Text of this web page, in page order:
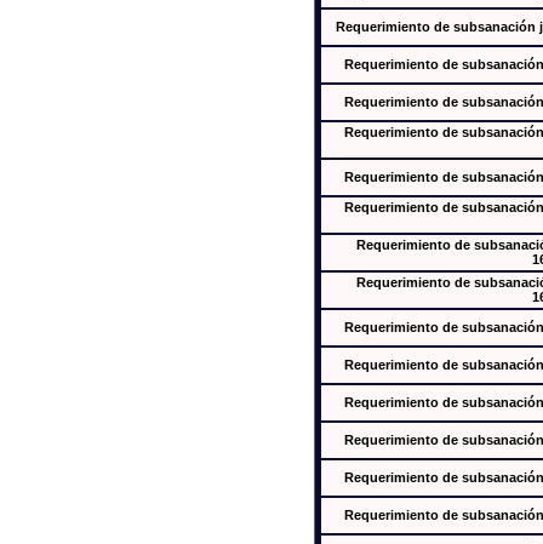
Requerimiento de subsanación
Requerimiento de
Requerimiento de
Requerimiento de
Requerimiento de
Requerimiento de
Requerimiento de
Requerimiento de
Requerimiento de
Requerimiento de
Requerimiento de
Requerimiento de
Requerimiento de
Requerimiento de